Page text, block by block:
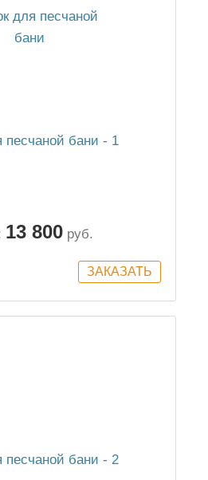
песчаной бани - 1
13 800 руб.
песчаной бани - 2